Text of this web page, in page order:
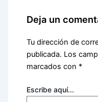
Deja un
Tu dirección de
publicada. Los
marcados con *
Escribe aquí...